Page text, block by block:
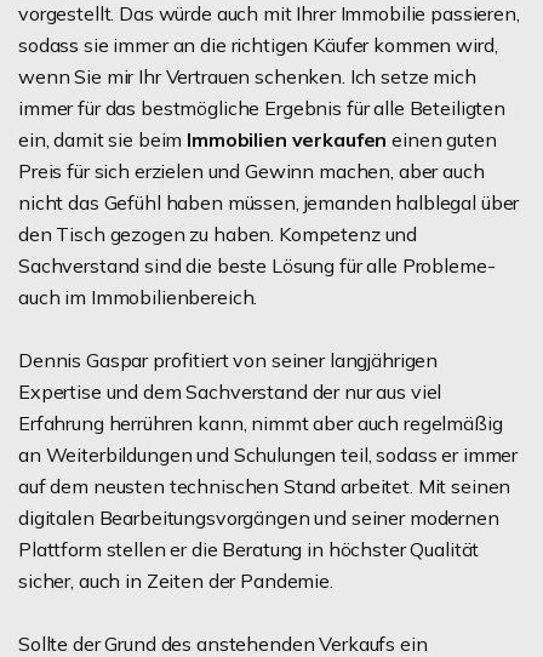
vorgestellt. Das würde auch mit Ihrer Immobilie passieren,
sodass sie immer an die richtigen Käufer kommen wird,
wenn Sie mir Ihr Vertrauen schenken. Ich setze mich
immer für das bestmögliche Ergebnis für alle Beteiligten
ein, damit sie beim Immobilien verkaufen einen guten
Preis für sich erzielen und Gewinn machen, aber auch
nicht das Gefühl haben müssen, jemanden halblegal über
den Tisch gezogen zu haben. Kompetenz und
Sachverstand sind die beste Lösung für alle Probleme-
auch im Immobilienbereich.
Dennis Gaspar profitiert von seiner langjährigen
Expertise und dem Sachverstand der nur aus viel
Erfahrung herrühren kann, nimmt aber auch regelmäßig
an Weiterbildungen und Schulungen teil, sodass er immer
auf dem neusten technischen Stand arbeitet. Mit seinen
digitalen Bearbeitungsvorgängen und seiner modernen
Plattform stellen er die Beratung in höchster Qualität
sicher, auch in Zeiten der Pandemie.
Sollte der Grund des anstehenden Verkaufs ein